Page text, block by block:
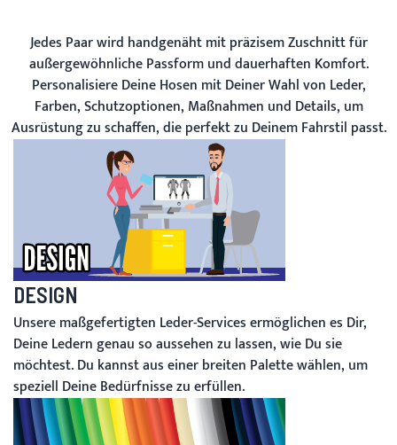
Jedes Paar wird handgenäht mit präzisem Zuschnitt für
außergewöhnliche Passform und dauerhaften Komfort.
Personalisiere Deine Hosen mit Deiner Wahl von Leder,
Farben, Schutzoptionen, Maßnahmen und Details, um
Ausrüstung zu schaffen, die perfekt zu Deinem Fahrstil passt.
DESIGN
Unsere maßgefertigten Leder-Services ermöglichen es Dir,
Deine Ledern genau so aussehen zu lassen, wie Du sie
möchtest. Du kannst aus einer breiten Palette wählen, um
speziell Deine Bedürfnisse zu erfüllen.